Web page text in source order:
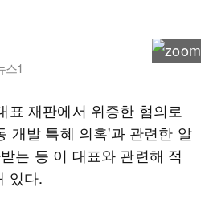
스1
표 재판에서 위증한 혐의로
개발 특혜 의혹'과 관련한 알
는 등 이 대표와 관련해 적
있다.